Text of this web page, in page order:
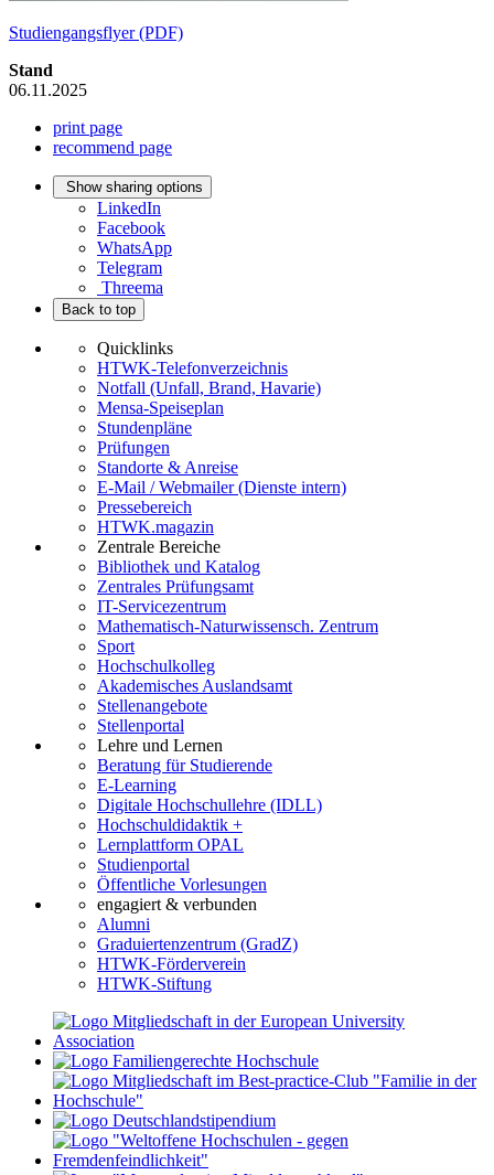
Studiengangsflyer (PDF)
Stand
06.11.2025
print page
recommend page
Show sharing options
LinkedIn
Facebook
WhatsApp
Telegram
Threema
Back to top
Quicklinks
HTWK-Telefonverzeichnis
Notfall (Unfall, Brand, Havarie)
Mensa-Speiseplan
Stundenpläne
Prüfungen
Standorte & Anreise
E-Mail / Webmailer (Dienste intern)
Pressebereich
HTWK.magazin
Zentrale Bereiche
Bibliothek und Katalog
Zentrales Prüfungsamt
IT-Servicezentrum
Mathematisch-Naturwissensch. Zentrum
Sport
Hochschulkolleg
Akademisches Auslandsamt
Stellenangebote
Stellenportal
Lehre und Lernen
Beratung für Studierende
E-Learning
Digitale Hochschullehre (IDLL)
Hochschuldidaktik +
Lernplattform OPAL
Studienportal
Öffentliche Vorlesungen
engagiert & verbunden
Alumni
Graduiertenzentrum (GradZ)
HTWK-Förderverein
HTWK-Stiftung